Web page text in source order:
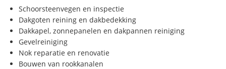
Schoorsteenvegen en inspectie
Dakgoten reining en dakbedekking
Dakkapel, zonnepanelen en dakpannen reiniging
Gevelreiniging
Nok reparatie en renovatie
Bouwen van rookkanalen